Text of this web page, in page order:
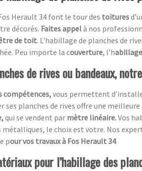
Herault 34 font le tour des toitures
décorés. Faites appelà nos
de toit. L’habillage de planches de
Peu importe la couverture, l’h
de rives ou bandeaux,
compétences,vous permettent
planches de rives offre une
qui se vendent par mètre linéaire.Vos
le choix est votre. Nos
pour vos travaux à Fos Herault 34
pour l’habillage des